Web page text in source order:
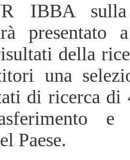
IBBA sulla
presentato
della
una
di ricerca di
e
Paese.